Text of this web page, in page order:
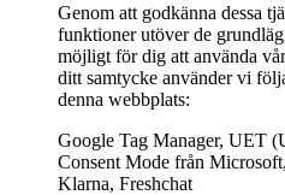
Genom att godkänna dessa
funktioner utöver de
möjligt för dig att använda
ditt samtycke använder vi
denna webbplats:
Google Tag Manager, UET
Consent Mode från
Klarna, Freshchat